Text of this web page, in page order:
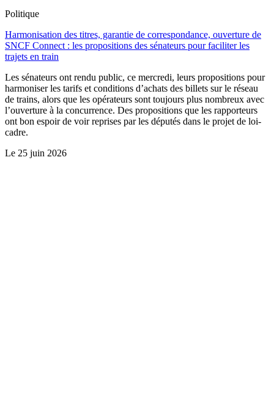
Politique
Harmonisation des titres, garantie de correspondance, ouverture de
SNCF Connect : les propositions des sénateurs pour faciliter les
trajets en train
Les sénateurs ont rendu public, ce mercredi, leurs propositions pour
harmoniser les tarifs et conditions d’achats des billets sur le réseau
de trains, alors que les opérateurs sont toujours plus nombreux avec
l’ouverture à la concurrence. Des propositions que les rapporteurs
ont bon espoir de voir reprises par les députés dans le projet de loi-
cadre.
Le 25 juin 2026